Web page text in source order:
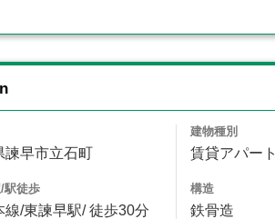
諫早市立石町
駅徒歩
線/東諫早駅/ 徒歩30分
建物種別
賃貸アパート
構造
鉄骨造